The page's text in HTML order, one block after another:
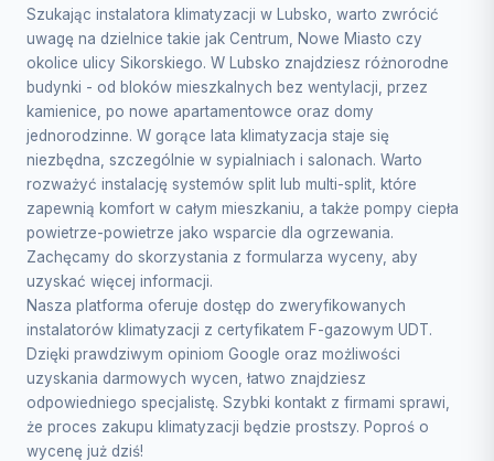
Szukając instalatora klimatyzacji w Lubsko, warto zwrócić
uwagę na dzielnice takie jak Centrum, Nowe Miasto czy
okolice ulicy Sikorskiego. W Lubsko znajdziesz różnorodne
budynki - od bloków mieszkalnych bez wentylacji, przez
kamienice, po nowe apartamentowce oraz domy
jednorodzinne. W gorące lata klimatyzacja staje się
niezbędna, szczególnie w sypialniach i salonach. Warto
rozważyć instalację systemów split lub multi-split, które
zapewnią komfort w całym mieszkaniu, a także pompy ciepła
powietrze-powietrze jako wsparcie dla ogrzewania.
Zachęcamy do skorzystania z formularza wyceny, aby
uzyskać więcej informacji.
Nasza platforma oferuje dostęp do zweryfikowanych
instalatorów klimatyzacji z certyfikatem F-gazowym UDT.
Dzięki prawdziwym opiniom Google oraz możliwości
uzyskania darmowych wycen, łatwo znajdziesz
odpowiedniego specjalistę. Szybki kontakt z firmami sprawi,
że proces zakupu klimatyzacji będzie prostszy. Poproś o
wycenę już dziś!